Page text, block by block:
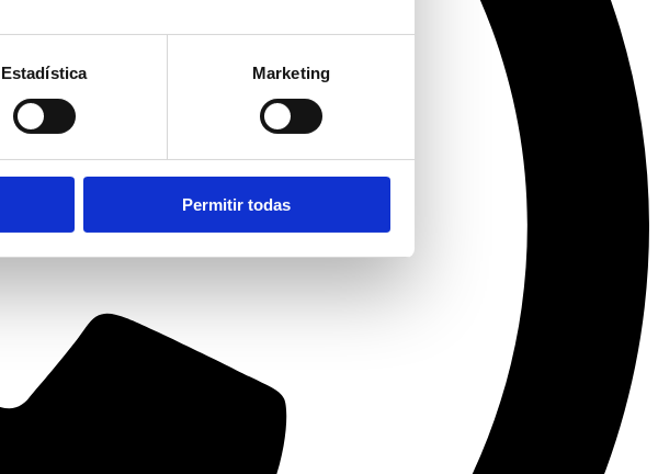
Estadística Marketing
Permitir todas